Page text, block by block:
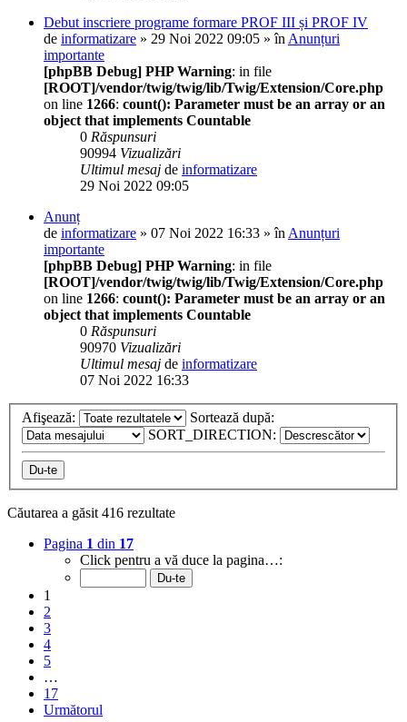
Debut inscriere programe formare PROF III și PROF IV
de informatizare » 29 Noi 2022 09:05 » în Anunțuri
importante
[phpBB Debug] PHP Warning: in file
[ROOT]/vendor/twig/twig/lib/Twig/Extension/Core.php
on line 1266: count(): Parameter must be an array or an
object that implements Countable
0 Răspunsuri
90994 Vizualizări
Ultimul mesaj de informatizare
29 Noi 2022 09:05
Anunț
de informatizare » 07 Noi 2022 16:33 » în Anunțuri
importante
[phpBB Debug] PHP Warning: in file
[ROOT]/vendor/twig/twig/lib/Twig/Extension/Core.php
on line 1266: count(): Parameter must be an array or an
object that implements Countable
0 Răspunsuri
90970 Vizualizări
Ultimul mesaj de informatizare
07 Noi 2022 16:33
Afişează:
Sortează după:
SORT_DIRECTION:
Căutarea a găsit 416 rezultate
Pagina 1 din 17
Click pentru a vă duce la pagina…:
1
2
3
4
5
…
17
Următorul